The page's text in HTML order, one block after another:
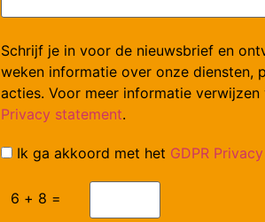
Schrijf je in voor de nieuwsbrief en
weken informatie over onze diensten,
acties. Voor meer informatie verwijzen
Privacy statement.
Ik ga akkoord met het GDPR
6 + 8 =